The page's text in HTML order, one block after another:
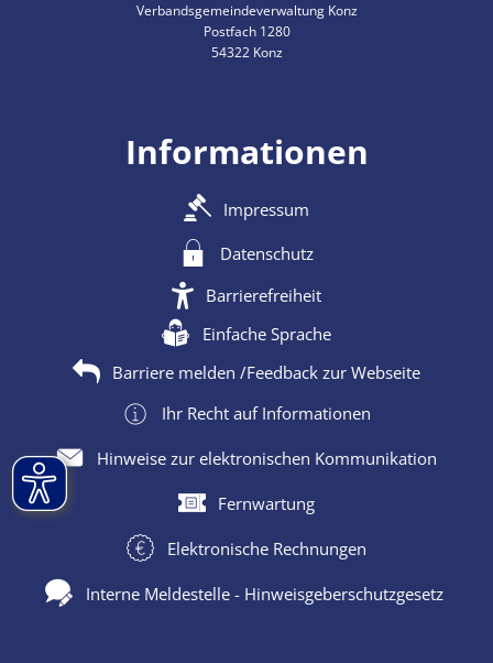
Verbandsgemeindeverwaltung Konz
Postfach 1280
54322 Konz
Informationen
Impressum
Datenschutz
Barrierefreiheit
Einfache Sprache
Barriere melden /Feedback zur Webseite
Ihr Recht auf Informationen
Hinweise zur elektronischen Kommunikation
Fernwartung
Elektronische Rechnungen
Interne Meldestelle - Hinweisgeberschutzgesetz